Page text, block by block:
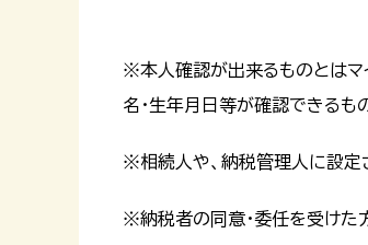
※本人確認が出来るものとはマ
名・生年月日等が確認できるもの
※相続人や、納税管理人に設定
※納税者の同意・委任を受けた